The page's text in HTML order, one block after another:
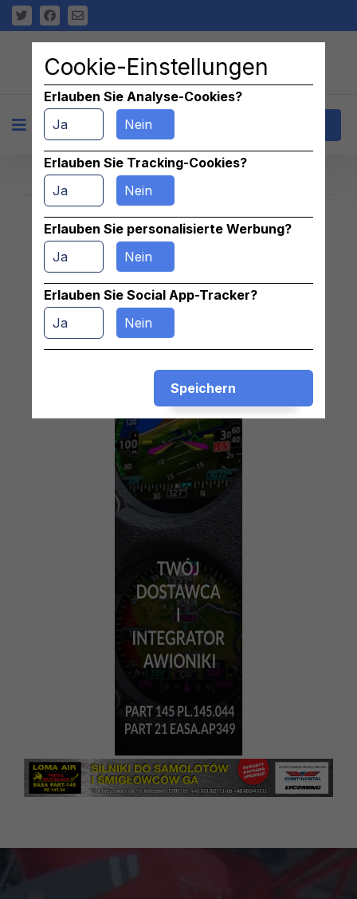
Znaleziono 0 pasujących ogłoszeń
Cookie-Einstellungen
Ja Nein
Erlauben Sie Analyse-Cookies?
Ja Nein
Erlauben Sie Tracking-Cookies?
Ja Nein
Erlauben Sie personalisierte Werbung?
Ja Nein
Erlauben Sie Social App-Tracker?
Speichern